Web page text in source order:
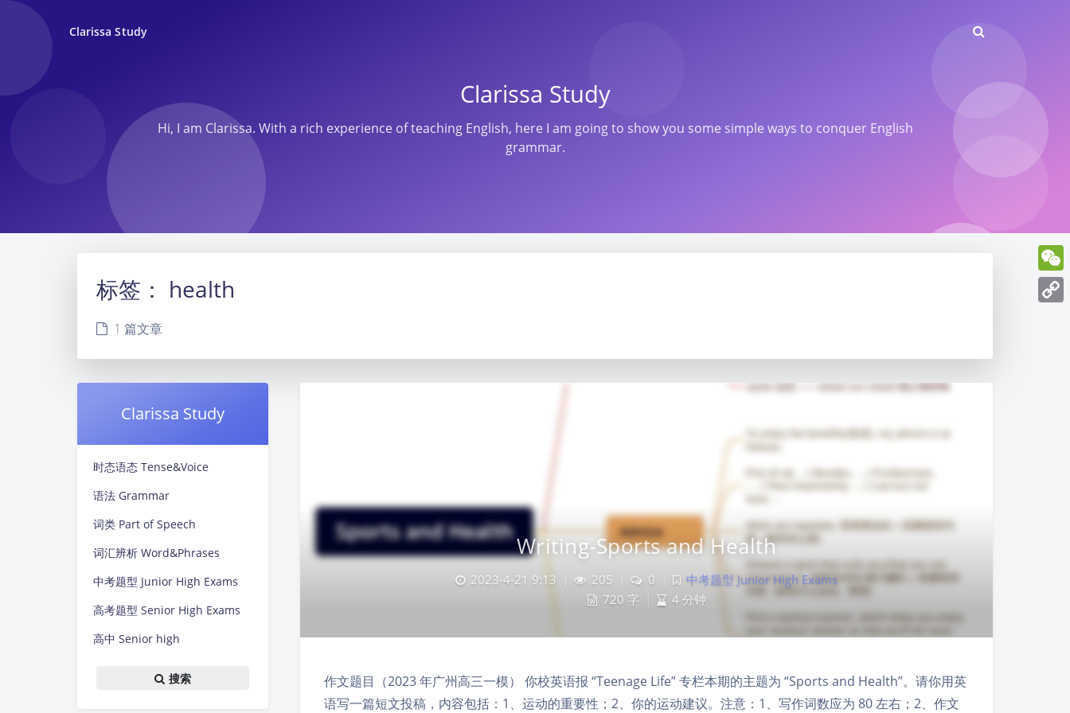
Clarissa Study
Clarissa Study
Hi, I am Clarissa. With a rich experience of teaching English, here I am going to show you some simple ways to conquer English
grammar.
标签： health
1 篇文章
Clarissa Study
时态语态 Tense&Voice
语法 Grammar
词类 Part of Speech
词汇辨析 Word&Phrases
中考题型 Junior High Exams
高考题型 Senior High Exams
高中 Senior high
搜索
Writing-Sports and Health
2023-4-21 9:13 205 0
中考题型 Junior High Exams
720 字
4 分钟
作文题目（2023 年广州高三一模） 你校英语报 “Teenage Life” 专栏本期的主题为 “Sports and Health”。请你用英
语写一篇短文投稿，内容包括：1、运动的重要性；2、你的运动建议。注意：1、写作词数应为 80 左右；2、作文